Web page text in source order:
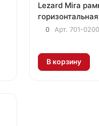
Lezard Mira
0 Арт. 701-
В корзину